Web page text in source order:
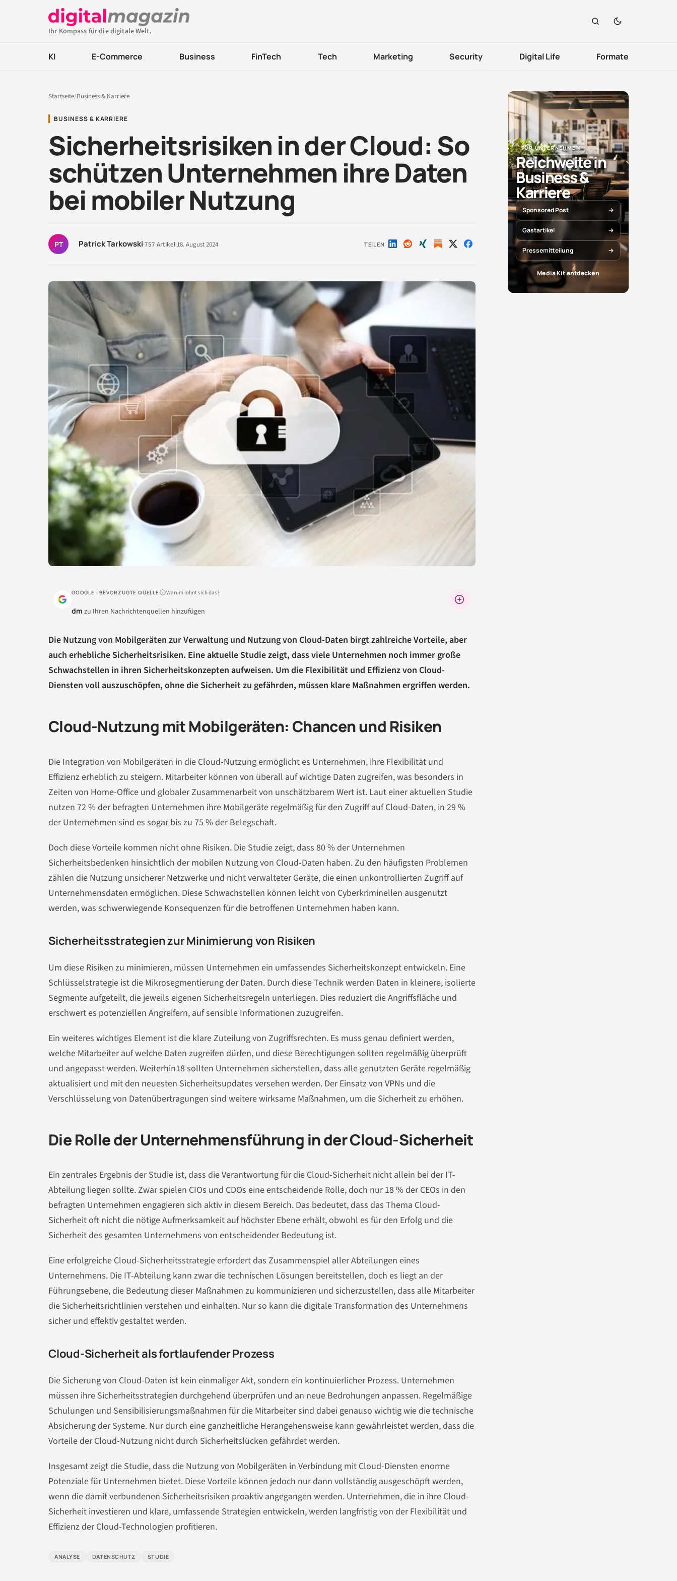
Ihr Kompass für die digitale Welt.
KI E-Commerce Business FinTech Tech Marketing Security Digital Life Formate
Startseite/Business & Karriere
BUSINESS & KARRIERE
Sicherheitsrisiken in der Cloud: So
schützen Unternehmen ihre Daten
bei mobiler Nutzung
PT Patrick Tarkowski·757 Artikel·18. August 2024 TEILEN Auf Auf Auf Auf Auf
GOOGLE · BEVORZUGTE QUELLE Warum lohnt sich das?
dm zu Ihren Nachrichtenquellen hinzufügen
Die Nutzung von Mobilgeräten zur Verwaltung und Nutzung von Cloud-Daten birgt zahlreiche Vorteile, aber
auch erhebliche Sicherheitsrisiken. Eine aktuelle Studie zeigt, dass viele Unternehmen noch immer große
Schwachstellen in ihren Sicherheitskonzepten aufweisen. Um die Flexibilität und Effizienz von Cloud-
Diensten voll auszuschöpfen, ohne die Sicherheit zu gefährden, müssen klare Maßnahmen ergriffen werden.
Cloud-Nutzung mit Mobilgeräten: Chancen und Risiken
Die Integration von Mobilgeräten in die Cloud-Nutzung ermöglicht es Unternehmen, ihre Flexibilität und
Effizienz erheblich zu steigern. Mitarbeiter können von überall auf wichtige Daten zugreifen, was besonders in
Zeiten von Home-Office und globaler Zusammenarbeit von unschätzbarem Wert ist. Laut einer aktuellen Studie
nutzen 72 % der befragten Unternehmen ihre Mobilgeräte regelmäßig für den Zugriff auf Cloud-Daten, in 29 %
der Unternehmen sind es sogar bis zu 75 % der Belegschaft.
Doch diese Vorteile kommen nicht ohne Risiken. Die Studie zeigt, dass 80 % der Unternehmen
Sicherheitsbedenken hinsichtlich der mobilen Nutzung von Cloud-Daten haben. Zu den häufigsten Problemen
zählen die Nutzung unsicherer Netzwerke und nicht verwalteter Geräte, die einen unkontrollierten Zugriff auf
Unternehmensdaten ermöglichen. Diese Schwachstellen können leicht von Cyberkriminellen ausgenutzt
werden, was schwerwiegende Konsequenzen für die betroffenen Unternehmen haben kann.
Sicherheitsstrategien zur Minimierung von Risiken
Um diese Risiken zu minimieren, müssen Unternehmen ein umfassendes Sicherheitskonzept entwickeln. Eine
Schlüsselstrategie ist die Mikrosegmentierung der Daten. Durch diese Technik werden Daten in kleinere, isolierte
Segmente aufgeteilt, die jeweils eigenen Sicherheitsregeln unterliegen. Dies reduziert die Angriffsfläche und
erschwert es potenziellen Angreifern, auf sensible Informationen zuzugreifen.
Ein weiteres wichtiges Element ist die klare Zuteilung von Zugriffsrechten. Es muss genau definiert werden,
welche Mitarbeiter auf welche Daten zugreifen dürfen, und diese Berechtigungen sollten regelmäßig überprüft
und angepasst werden. Weiterhin18 sollten Unternehmen sicherstellen, dass alle genutzten Geräte regelmäßig
aktualisiert und mit den neuesten Sicherheitsupdates versehen werden. Der Einsatz von VPNs und die
Verschlüsselung von Datenübertragungen sind weitere wirksame Maßnahmen, um die Sicherheit zu erhöhen.
Die Rolle der Unternehmensführung in der Cloud-Sicherheit
Ein zentrales Ergebnis der Studie ist, dass die Verantwortung für die Cloud-Sicherheit nicht allein bei der IT-
Abteilung liegen sollte. Zwar spielen CIOs und CDOs eine entscheidende Rolle, doch nur 18 % der CEOs in den
befragten Unternehmen engagieren sich aktiv in diesem Bereich. Das bedeutet, dass das Thema Cloud-
Sicherheit oft nicht die nötige Aufmerksamkeit auf höchster Ebene erhält, obwohl es für den Erfolg und die
Sicherheit des gesamten Unternehmens von entscheidender Bedeutung ist.
Eine erfolgreiche Cloud-Sicherheitsstrategie erfordert das Zusammenspiel aller Abteilungen eines
Unternehmens. Die IT-Abteilung kann zwar die technischen Lösungen bereitstellen, doch es liegt an der
Führungsebene, die Bedeutung dieser Maßnahmen zu kommunizieren und sicherzustellen, dass alle Mitarbeiter
die Sicherheitsrichtlinien verstehen und einhalten. Nur so kann die digitale Transformation des Unternehmens
sicher und effektiv gestaltet werden.
Cloud-Sicherheit als fortlaufender Prozess
Die Sicherung von Cloud-Daten ist kein einmaliger Akt, sondern ein kontinuierlicher Prozess. Unternehmen
müssen ihre Sicherheitsstrategien durchgehend überprüfen und an neue Bedrohungen anpassen. Regelmäßige
Schulungen und Sensibilisierungsmaßnahmen für die Mitarbeiter sind dabei genauso wichtig wie die technische
Absicherung der Systeme. Nur durch eine ganzheitliche Herangehensweise kann gewährleistet werden, dass die
Vorteile der Cloud-Nutzung nicht durch Sicherheitslücken gefährdet werden.
Insgesamt zeigt die Studie, dass die Nutzung von Mobilgeräten in Verbindung mit Cloud-Diensten enorme
Potenziale für Unternehmen bietet. Diese Vorteile können jedoch nur dann vollständig ausgeschöpft werden,
wenn die damit verbundenen Sicherheitsrisiken proaktiv angegangen werden. Unternehmen, die in ihre Cloud-
Sicherheit investieren und klare, umfassende Strategien entwickeln, werden langfristig von der Flexibilität und
Effizienz der Cloud-Technologien profitieren.
ANALYSE DATENSCHUTZ STUDIE
FÜR UNTERNEHMEN
Reichweite in
Business &
Karriere
Sponsored Post
Gastartikel
Pressemitteilung
Media Kit entdecken